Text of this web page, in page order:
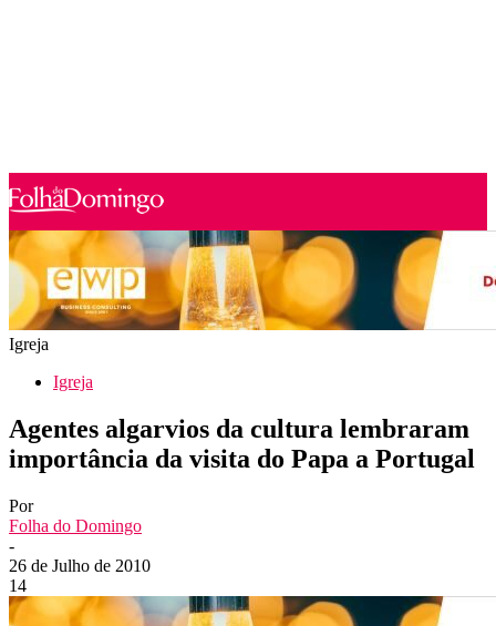
Igreja
Igreja
Agentes algarvios da cultura lembraram
importância da visita do Papa a Portugal
Por
Folha do Domingo
-
26 de Julho de 2010
14